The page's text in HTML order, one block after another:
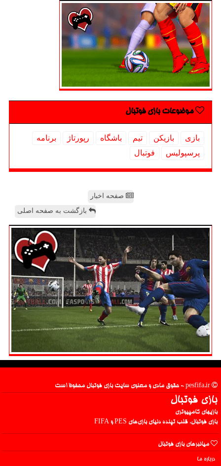
موضوعات بازی فوتبال
بازی بازیكن تیم باشگاه رپورتاژ
برنامه
پرسپولیس
فوتبال
صفحه اخبار
بازگشت به صفحه اصلی
بازی فوتبال
بازیهای کامپیوتری
بازی فوتبال، قلب تپنده دنیای بازی‌های PES و FIFA
میانبرهای بازی فوتبال
درباره ما